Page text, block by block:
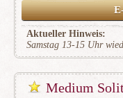
Aktueller Hinweis:
Samstag 13-15 Uhr
Medium